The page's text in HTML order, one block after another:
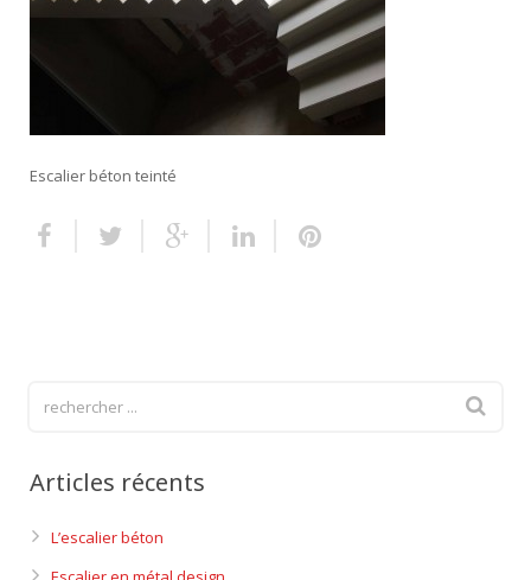
Finitions pour escalier
Escalier béton teinté
Articles récents
L’escalier béton